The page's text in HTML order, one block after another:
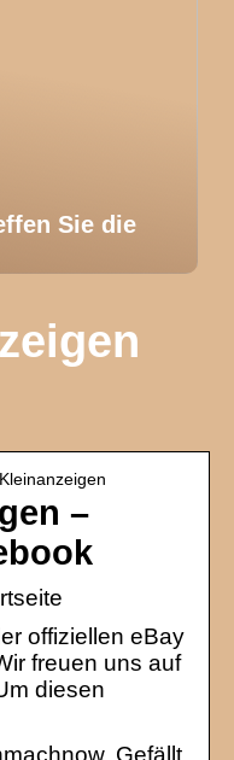
Sie die
–
offiziellen eBay
freuen uns auf
diesen
Gefällt